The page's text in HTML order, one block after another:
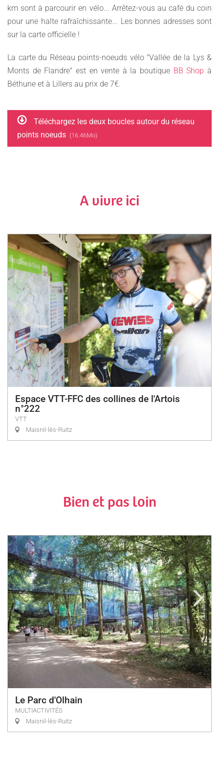
km sont à parcourir en vélo... Arrêtez-vous au café du coin
pour une halte rafraîchissante... Les bonnes adresses sont
sur la carte officielle !
La carte du Réseau points-noeuds vélo "Vallée de la Lys &
Monts de Flandre" est en vente à la boutique BB Shop à
Béthune et à Lillers au prix de 7€.
Téléchargez les deux boucles autour du réseau
points noeuds (16.46Mo)
A vivre ici
Espace VTT-FFC des collines de l'Artois
n°222
VTT
Maisnil-lès-Ruitz
Bien et pas loin
Le Parc d'Olhain
MULTIACTIVITÉS
Maisnil-lès-Ruitz